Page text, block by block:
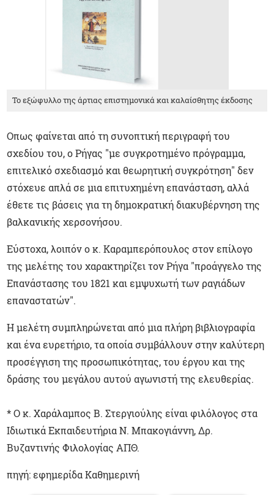
Το εξώφυλλο της άρτιας επιστημονικά και καλαίσθητης έκδοσης
Οπως φαίνεται από τη συνοπτική περιγραφή του
σχεδίου του, ο Ρήγας "με συγκροτημένο πρόγραμμα,
επιτελικό σχεδιασμό και θεωρητική συγκρότηση" δεν
στόχευε απλά σε μια επιτυχημένη επανάσταση, αλλά
έθετε τις βάσεις για τη δημοκρατική διακυβέρνηση της
βαλκανικής χερσονήσου.
Εύστοχα, λοιπόν ο κ. Καραμπερόπουλος στον επίλογο
της μελέτης του χαρακτηρίζει τον Ρήγα "προάγγελο της
Επανάστασης του 1821 και εμψυχωτή των ραγιάδων
επαναστατών".
Η μελέτη συμπληρώνεται από μια πλήρη βιβλιογραφία
και ένα ευρετήριο, τα οποία συμβάλλουν στην καλύτερη
προσέγγιση της προσωπικότητας, του έργου και της
δράσης του μεγάλου αυτού αγωνιστή της ελευθερίας.
* Ο κ. Χαράλαμπος Β. Στεργιούλης είναι φιλόλογος στα
Ιδιωτικά Εκπαιδευτήρια Ν. Μπακογιάννη, Δρ.
Βυζαντινής Φιλολογίας ΑΠΘ.
πηγή: εφημερίδα Καθημερινή